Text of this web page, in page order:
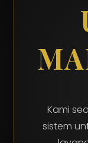
Kami
sistem